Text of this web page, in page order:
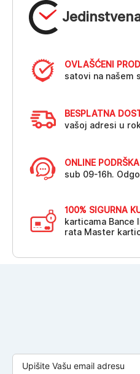
OVLAŠĆENI
satovi na našem
BESPLATNA
vašoj adresi u
ONLINE PODRŠKA
sub 09-16h.
100% SIGURNA
karticama Bance
rata Master